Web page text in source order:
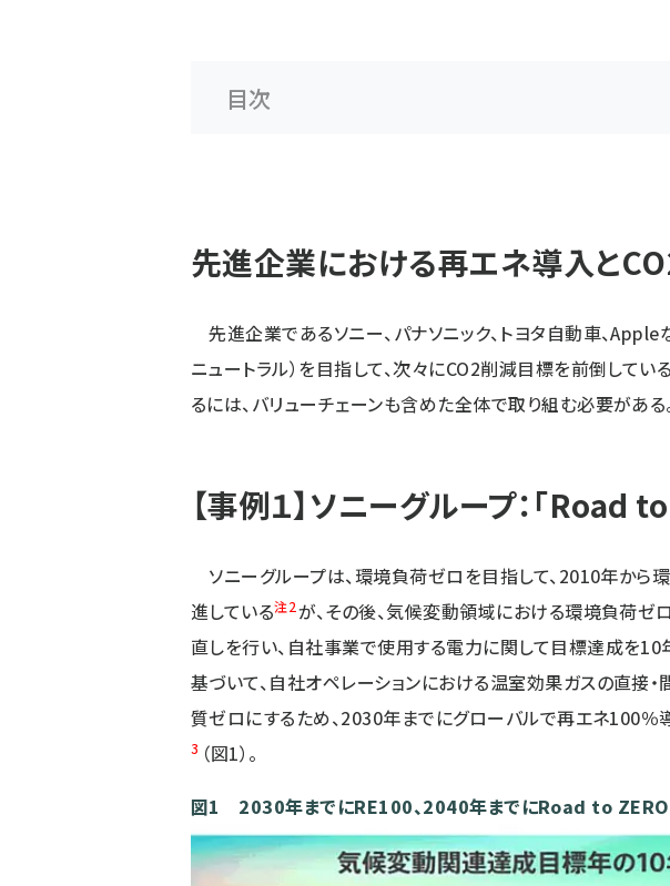
目次
先進企業における再エネ導入と
先進企業であるソニー、パナソニック、トヨタ自動車、
ニュートラル）を目指して、次々にCO2削減目標を前倒してい
るには、バリューチェーンも含めた全体で取り組む必要がある
【事例１】ソニーグループ：「Road
ソニーグループは、環境負荷ゼロを目指して、2010年から
進している注2が、その後、気候変動領域における環境負荷
直しを行い、自社事業で使用する電力に関して目標達成を10
基づいて、自社オペレーションにおける温室効果ガスの直接・
質ゼロにするため、2030年までにグローバルで再エネ100％
3 （図1）。
図1 2030年までにRE100、2040年までにRoad to ZERO